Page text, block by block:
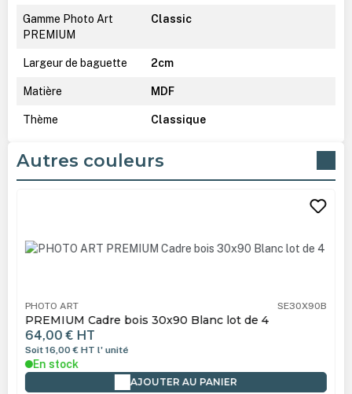
Gamme Photo Art
PREMIUM
Classic
Largeur de baguette 2cm
Matière MDF
Thème Classique
Autres couleurs
PHOTO ART SE30X90B
PREMIUM Cadre bois 30x90 Blanc lot de 4
64,00 € HT
Soit 16,00 € HT l' unité
En stock
AJOUTER AU PANIER